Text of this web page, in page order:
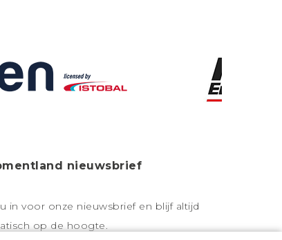
nieuwsbrief
in voor onze nieuwsbrief en blijf altijd
op de hoogte.